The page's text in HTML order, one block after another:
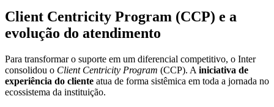
Client Centricity Program (CCP) e a
evolução do atendimento
Para transformar o suporte em um diferencial competitivo, o Inter
consolidou o Client Centricity Program (CCP). A iniciativa de
experiência do cliente atua de forma sistêmica em toda a jornada no
ecossistema da instituição.